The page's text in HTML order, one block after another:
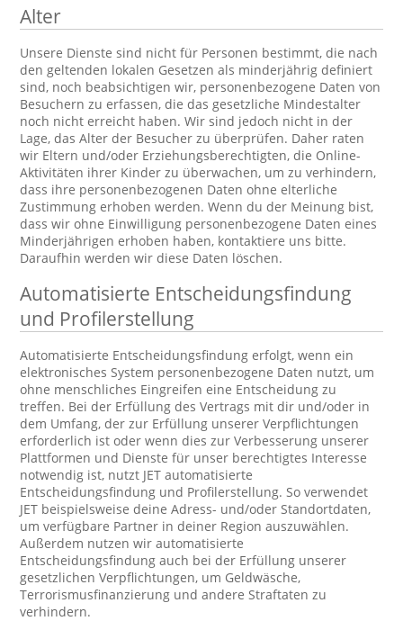
Alter
Unsere Dienste sind nicht für Personen bestimmt, die nach
den geltenden lokalen Gesetzen als minderjährig definiert
sind, noch beabsichtigen wir, personenbezogene Daten von
Besuchern zu erfassen, die das gesetzliche Mindestalter
noch nicht erreicht haben. Wir sind jedoch nicht in der
Lage, das Alter der Besucher zu überprüfen. Daher raten
wir Eltern und/oder Erziehungsberechtigten, die Online-
Aktivitäten ihrer Kinder zu überwachen, um zu verhindern,
dass ihre personenbezogenen Daten ohne elterliche
Zustimmung erhoben werden. Wenn du der Meinung bist,
dass wir ohne Einwilligung personenbezogene Daten eines
Minderjährigen erhoben haben, kontaktiere uns bitte.
Daraufhin werden wir diese Daten löschen.
Automatisierte Entscheidungsfindung
und Profilerstellung
Automatisierte Entscheidungsfindung erfolgt, wenn ein
elektronisches System personenbezogene Daten nutzt, um
ohne menschliches Eingreifen eine Entscheidung zu
treffen. Bei der Erfüllung des Vertrags mit dir und/oder in
dem Umfang, der zur Erfüllung unserer Verpflichtungen
erforderlich ist oder wenn dies zur Verbesserung unserer
Plattformen und Dienste für unser berechtigtes Interesse
notwendig ist, nutzt JET automatisierte
Entscheidungsfindung und Profilerstellung. So verwendet
JET beispielsweise deine Adress- und/oder Standortdaten,
um verfügbare Partner in deiner Region auszuwählen.
Außerdem nutzen wir automatisierte
Entscheidungsfindung auch bei der Erfüllung unserer
gesetzlichen Verpflichtungen, um Geldwäsche,
Terrorismusfinanzierung und andere Straftaten zu
verhindern.